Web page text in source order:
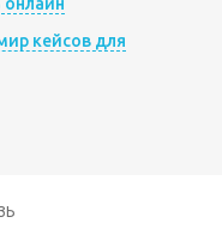
кейсов для